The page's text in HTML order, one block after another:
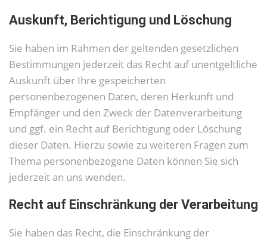
Auskunft, Berichtigung und Löschung
Sie haben im Rahmen der geltenden gesetzlichen
Bestimmungen jederzeit das Recht auf unentgeltliche
Auskunft über Ihre gespeicherten
personenbezogenen Daten, deren Herkunft und
Empfänger und den Zweck der Datenverarbeitung
und ggf. ein Recht auf Berichtigung oder Löschung
dieser Daten. Hierzu sowie zu weiteren Fragen zum
Thema personenbezogene Daten können Sie sich
jederzeit an uns wenden.
Recht auf Einschränkung der Verarbeitung
Sie haben das Recht, die Einschränkung der